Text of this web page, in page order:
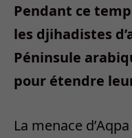
Pendant ce
les djihadistes
Péninsule
pour étendre
La menace